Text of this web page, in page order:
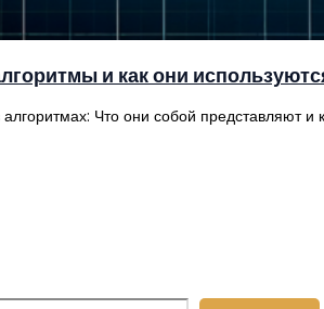
и как они
Что они собой представляют